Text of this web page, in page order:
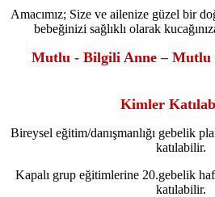
Amacımız; Size ve ailenize güzel bir
bebeğinizi sağlıklı olarak
Mutlu - Bilgili Anne – Mutlu
Kimler
Bireysel eğitim/danışmanlığı gebelik
katılabilir.
Kapalı grup eğitimlerine 20.gebelik
katılabilir.